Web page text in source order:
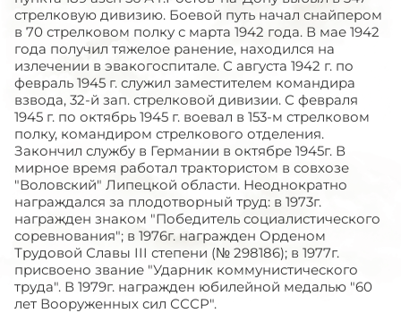
стрелковую дивизию. Боевой путь начал снайпером
в 70 стрелковом полку с марта 1942 года. В мае 1942
года получил тяжелое ранение, находился на
излечении в эвакогоспитале. С августа 1942 г. по
февраль 1945 г. служил заместителем командира
взвода, 32-й зап. стрелковой дивизии. С февраля
1945 г. по октябрь 1945 г. воевал в 153-м стрелковом
полку, командиром стрелкового отделения.
Закончил службу в Германии в октябре 1945г. В
мирное время работал трактористом в совхозе
"Воловский" Липецкой области. Неоднократно
награждался за плодотворный труд: в 1973г.
награжден знаком "Победитель социалистического
соревнования"; в 1976г. награжден Орденом
Трудовой Славы III степени (№ 298186); в 1977г.
присвоено звание "Ударник коммунистического
труда". В 1979г. награжден юбилейной медалью "60
лет Вооруженных сил СССР".